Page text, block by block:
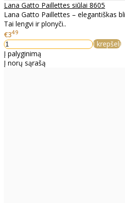
Lana Gatto Paillettes siūlai 8605
Lana Gatto Paillettes – elegantiškas
Tai lengvi ir plonyči..
€349
Į krepšelį
Į palyginimą
Į norų sąrašą